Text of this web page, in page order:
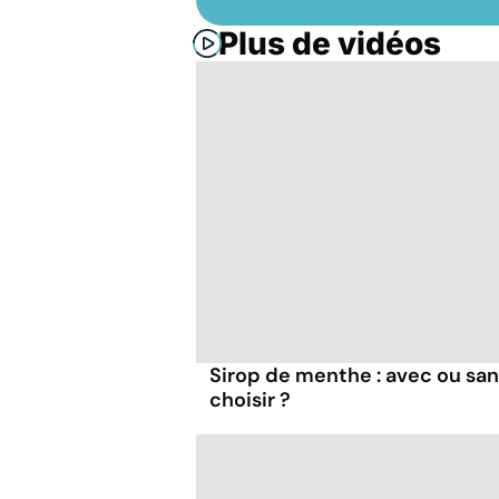
Plus de vidéos
Sirop de menthe : avec ou
choisir ?